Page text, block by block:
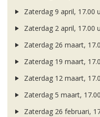
Zaterdag 9 april, 17.00
Zaterdag 2 april, 17.00
Zaterdag 26 maart,
Zaterdag 19 maart,
Zaterdag 12 maart,
Zaterdag 5 maart,
Zaterdag 26 februari,